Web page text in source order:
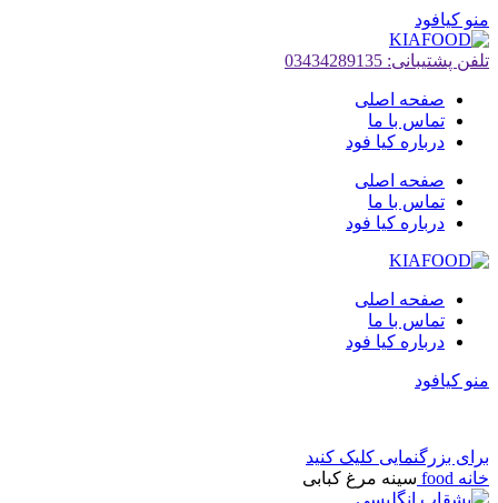
منو کیافود
تلفن پشتیبانی: 03434289135
صفحه اصلی
تماس با ما
درباره کیا فود
صفحه اصلی
تماس با ما
درباره کیا فود
صفحه اصلی
تماس با ما
درباره کیا فود
منو کیافود
برای بزرگنمایی کلیک کنید
خانه food سینه مرغ کبابی